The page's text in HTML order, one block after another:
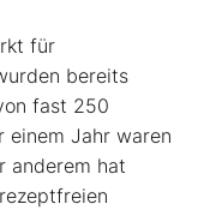
für
bereits
fast 250
einem Jahr waren
anderem hat